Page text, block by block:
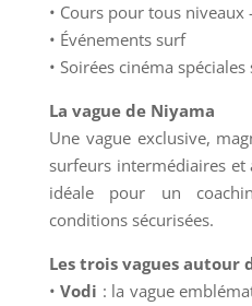
• Cours pour tous niveaux
• Événements surf
• Soirées cinéma
La vague de Niyama
Une vague exclusive,
surfeurs intermédiaires et
idéale pour un
conditions sécurisées.
Les trois vagues autour
•Vodi : la vague